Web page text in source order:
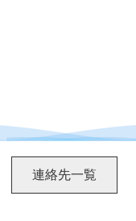
連絡先一覧